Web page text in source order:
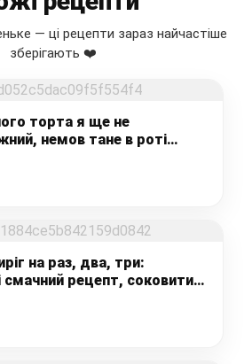
— ці рецепти зараз найчастіше
зберігають ❤️
торта я ще не
немов тане в роті
доступний кожному)
на раз, два, три:
смачний рецепт, соковитий,
в роті, моя сім’я його